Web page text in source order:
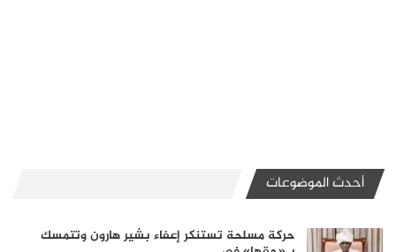
أحدث الموضوعات
حركة مسلحة تستنكر إعفاء بشير هارون وتتمسك